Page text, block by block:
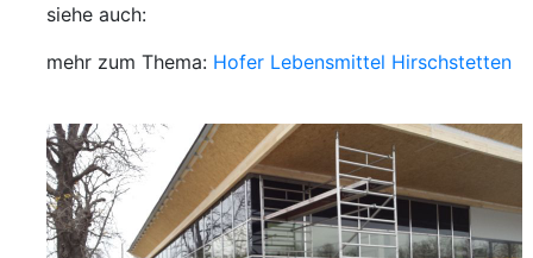
siehe auch:
mehr zum Thema: Hofer Lebensmittel Hirschstetten